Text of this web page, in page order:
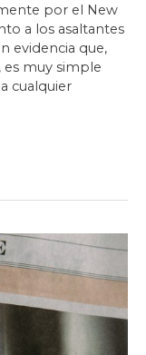
por el New
a los asaltantes
evidencia que,
es muy simple
cualquier